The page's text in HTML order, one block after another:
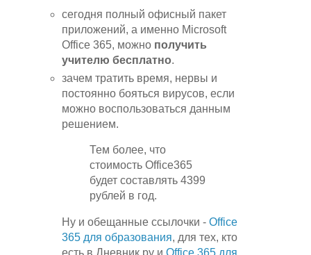
сегодня полный офисный пакет
приложений, а именно Microsoft
Office 365, можно получить
учителю бесплатно.
зачем тратить время, нервы и
постоянно бояться вирусов, если
можно воспользоваться данным
решением.
Тем более, что
стоимость Office365
будет составлять 4399
рублей в год.
Ну и обещанные ссылочки -Office
365 для образования, для тех, кто